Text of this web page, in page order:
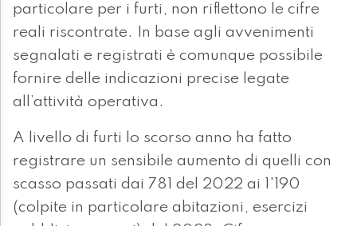
particolare per i furti, non riflettono le cifre
reali riscontrate. In base agli avvenimenti
segnalati e registrati è comunque possibile
fornire delle indicazioni precise legate
all’attività operativa.
A livello di furti lo scorso anno ha fatto
registrare un sensibile aumento di quelli con
scasso passati dai 781 del 2022 ai 1'190
(colpite in particolare abitazioni, esercizi